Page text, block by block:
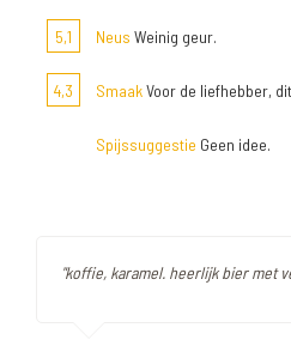
5,1 Neus Weinig geur.
4,3 SmaakVoor de liefhebber,
Spijssuggestie Geen idee.
"koffie, karamel. heerlijk bier met